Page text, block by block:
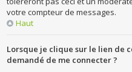
votre compteur de messages.
Haut
Lorsque je clique sur le lien de
demandé de me connecter ?